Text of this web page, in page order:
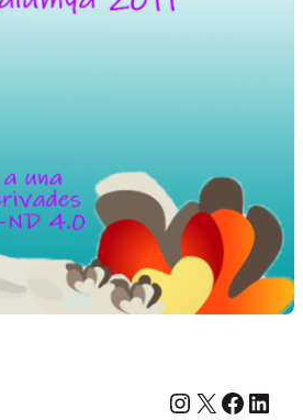
Instagram X Facebook LinkedIn